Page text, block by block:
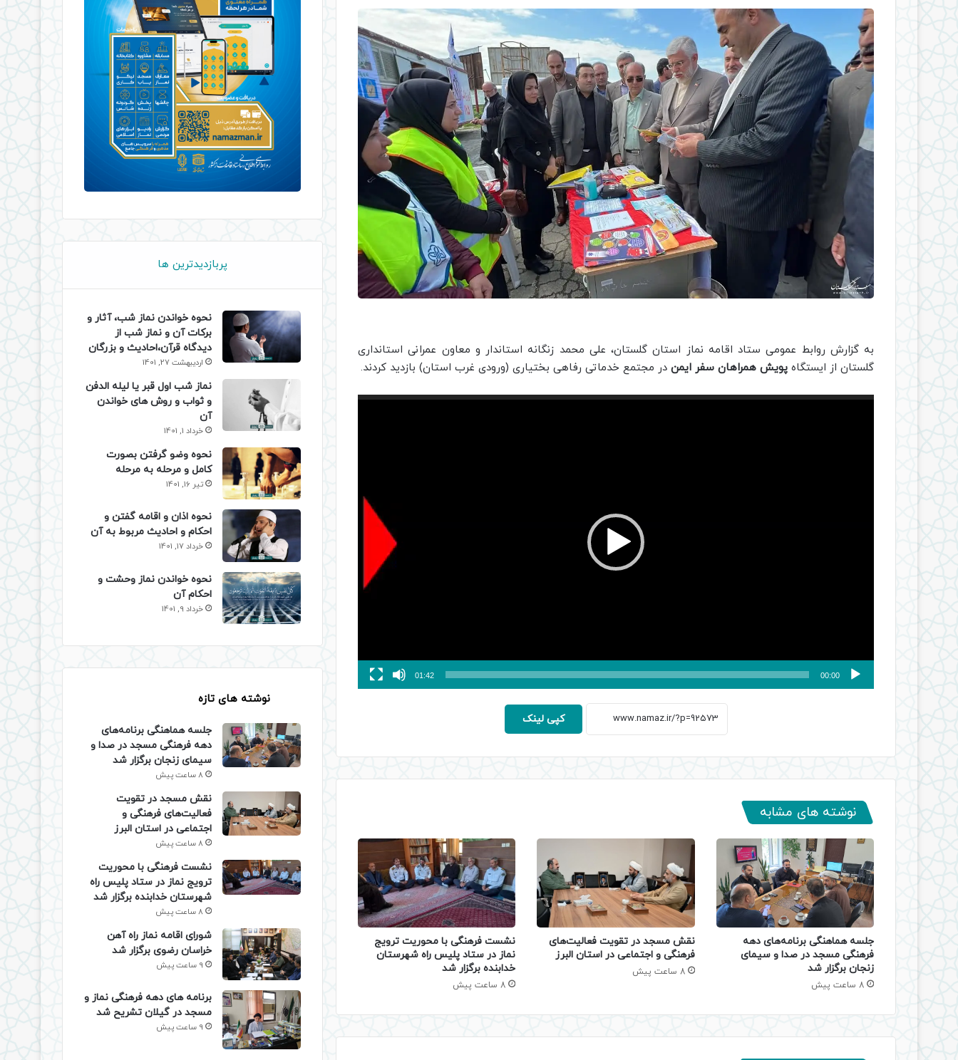
به گزارش روابط عمومی ستاد اقامه نماز استان گلستان، علی محمد زنگانه استاندار و معاون عمرانی استانداری
گلستان از ایستگاه پویش همراهان سفر ایمن در مجتمع خدماتی رفاهی بختیاری (ورودی غرب استان) بازدید کردند.
نمایشگر
00:00
01:42
کپی لینک
نوشته های مشابه
جلسه هماهنگی برنامه‌های دهه
فرهنگی مسجد در صدا و سیمای
زنجان برگزار شد
8 ساعت پیش
نقش مسجد در تقویت فعالیت‌های
فرهنگی و اجتماعی در استان البرز
8 ساعت پیش
نشست فرهنگی با محوریت ترویج
نماز در ستاد پلیس راه شهرستان
خدابنده برگزار شد
8 ساعت پیش
پربازدیدترین ها
نحوه خواندن نماز شب، آثار و
برکات آن و نماز شب از
دیدگاه قرآن،احادیث و بزرگان
اردیبهشت 27, 1401
نماز شب اول قبر یا لیله الدفن
و ثواب و روش های خواندن
آن
خرداد 1, 1401
نحوه وضو گرفتن بصورت
کامل و مرحله به مرحله
تیر 16, 1401
نحوه اذان و اقامه گفتن و
احکام و احادیث مربوط به آن
خرداد 17, 1401
نحوه خواندن نماز وحشت و
احکام آن
خرداد 9, 1401
نوشته های تازه
جلسه هماهنگی برنامه‌های
دهه فرهنگی مسجد در صدا و
سیمای زنجان برگزار شد
8 ساعت پیش
نقش مسجد در تقویت
فعالیت‌های فرهنگی و
اجتماعی در استان البرز
8 ساعت پیش
نشست فرهنگی با محوریت
ترویج نماز در ستاد پلیس راه
شهرستان خدابنده برگزار شد
8 ساعت پیش
شورای اقامه نماز راه آهن
خراسان رضوی برگزار شد
9 ساعت پیش
برنامه های دهه فرهنگی نماز و
مسجد در گیلان تشریح شد
9 ساعت پیش